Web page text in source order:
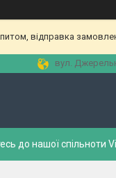
відправка
вул.
до нашої спільноти